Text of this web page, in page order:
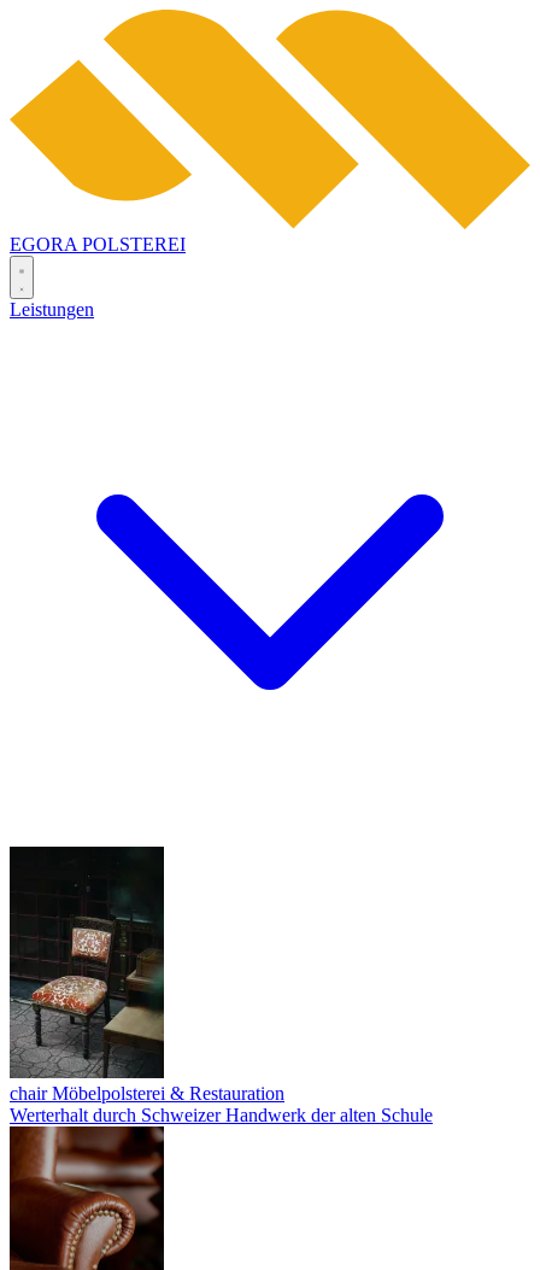
EGORA POLSTEREI
Leistungen
chair Möbelpolsterei & Restauration
Werterhalt durch Schweizer Handwerk der alten Schule